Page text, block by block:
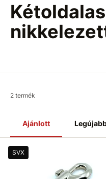
Ajánlott
2 termék
SVX